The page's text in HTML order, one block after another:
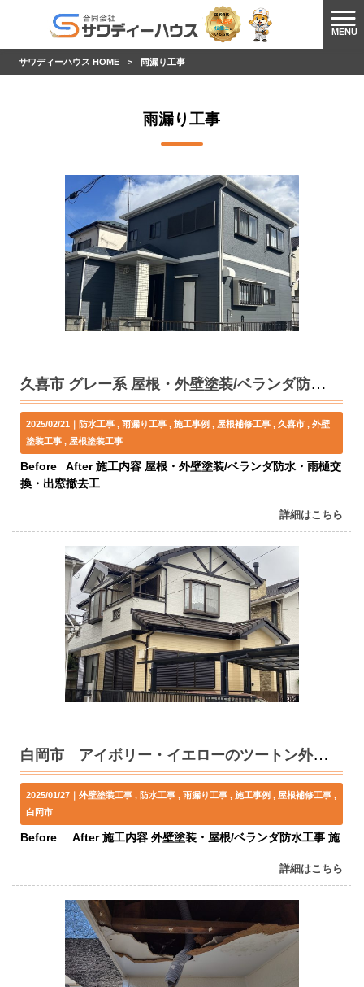
MENU
サワディーハウス HOME > 雨漏り工事
雨漏り工事
久喜市 グレー系 屋根・外壁塗装/ベランダ防水・雨樋交換・出窓撤去工事 K様邸
2025/02/21｜ 防水工事 雨漏り工事 施工事例 屋根補修工事 久喜市
外壁
塗装工事
屋根塗装工事
Before After 施工内容 屋根・外壁塗装/ベランダ防水・雨樋交
換・出窓撤去工
詳細はこちら
白岡市 アイボリー・イエローのツートン外壁塗装・屋根/ベランダ防水工事 S様邸
2025/01/27｜外壁塗装工事 防水工事 雨漏り工事 施工事例
屋根補修工事
白岡市
Before After 施工内容 外壁塗装・屋根/ベランダ防水工事 施
詳細はこちら